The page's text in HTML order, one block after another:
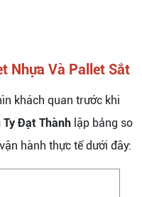
Nhựa Và Pallet Sắt
khách quan trước khi
Ty Đạt Thành lập bảng so
hành thực tế dưới đây: